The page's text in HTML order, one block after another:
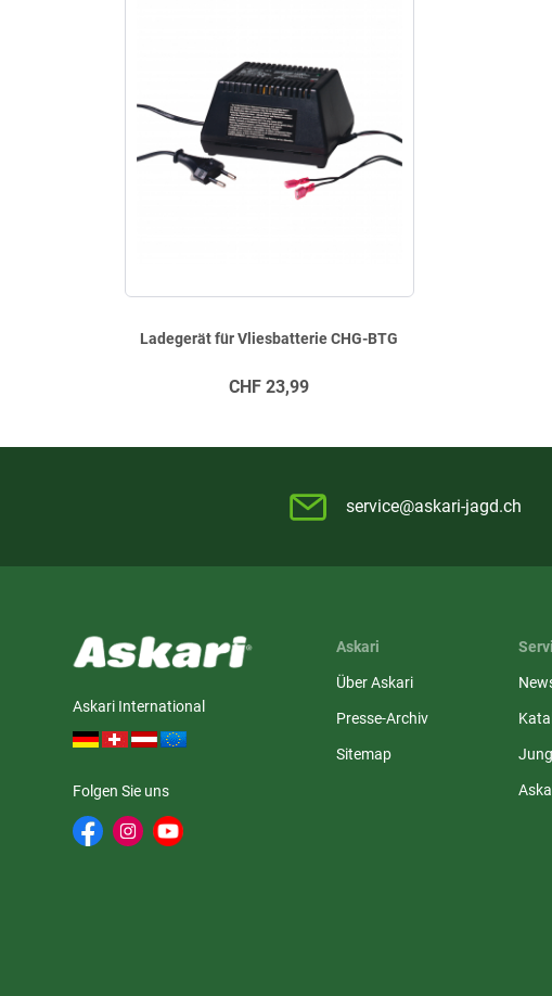
Ladegerät für Vliesbatterie CHG-BTG
CHF 23,99
service@askari-jagd.ch
Askari International
Folgen Sie uns
Askari
Über Askari
Presse-Archiv
Sitemap